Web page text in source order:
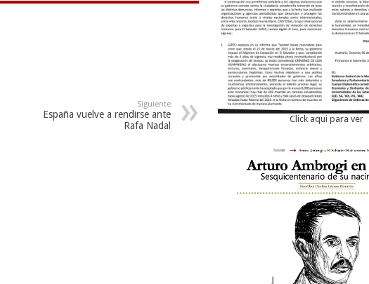
Siguiente
España vuelve a rendirse ante
Rafa Nadal
Click aqui para ver